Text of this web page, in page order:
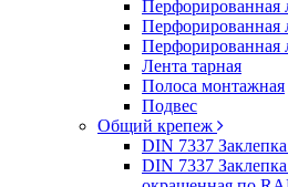
Перфорированная
Перфорированная
Перфорированная
Лента тарная
Полоса монтажная
Подвес
Общий крепеж
DIN 7337
DIN 7337